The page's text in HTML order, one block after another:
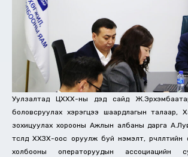
Уулзалтад ЦХХХ-ны дэд сайд
боловсруулах хэрэгцээ шаардлагын талаар,
зохицуулах хорооны Ажлын албаны дарга
төсөлд ХХЗХ-оос оруулж буй нэмэлт,
холбооны операторуудын ассоциацийн